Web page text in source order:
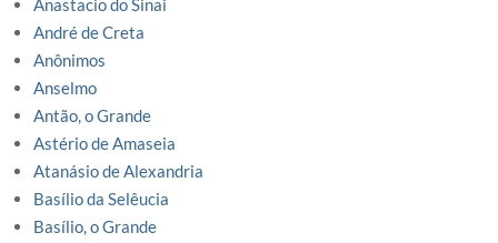
Anastacio do Sinai
André de Creta
Anônimos
Anselmo
Antão, o Grande
Astério de Amaseia
Atanásio de Alexandria
Basílio da Selêucia
Basílio, o Grande